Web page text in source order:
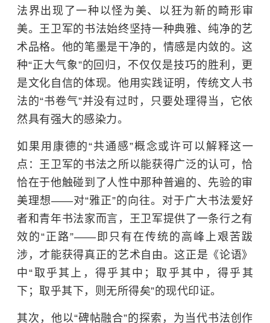
法界出现了一种以怪为美、以狂为新的畸形审
美。王卫军的书法始终坚持一种典雅、纯净的艺
术品格。他的笔墨是干净的，情感是内敛的。这
种“正大气象”的回归，不仅仅是技巧的胜利，更
是文化自信的体现。他用实践证明，传统文人书
法的“书卷气”并没有过时，只要处理得当，它依
然具有强大的感染力。
如果用康德的“共通感”概念或许可以解释这一
点：王卫军的书法之所以能获得广泛的认可，恰
恰在于他触碰到了人性中那种普遍的、先验的审
美理想——对“雅正”的向往。对于广大书法爱好
者和青年书法家而言，王卫军提供了一条行之有
效的“正路”——即只有在传统的高峰上艰苦跋
涉，才能获得真正的艺术自由。这正是《论语》
中“取乎其上，得乎其中；取乎其中，得乎其
下；取乎其下，则无所得矣”的现代印证。
其次，他以“碑帖融合”的探索，为当代书法创作